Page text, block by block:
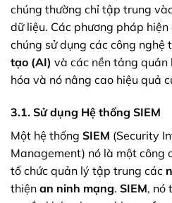
chúng thường chỉ tập trung
dữ liệu. Các phương pháp
chúng sử dụng các công nghệ
tạo (AI) và các nền tảng
hóa và nó nâng cao hiệu quả
3.1. Sử dụng Hệ thống SIEM
Một hệ thống SIEM (Security
Management) nó là một công
tổ chức quản lý tập trung các
thiện an ninh mạng. SIEM, nó